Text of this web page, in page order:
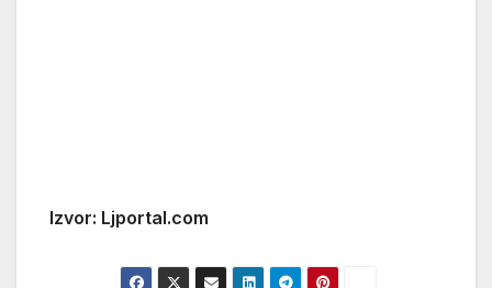
Izvor: Ljportal.com